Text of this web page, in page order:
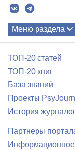
Меню раздела
ТОП-20 статей
ТОП-20 книг
База знаний
Проекты
История
Партнеры
Информационное